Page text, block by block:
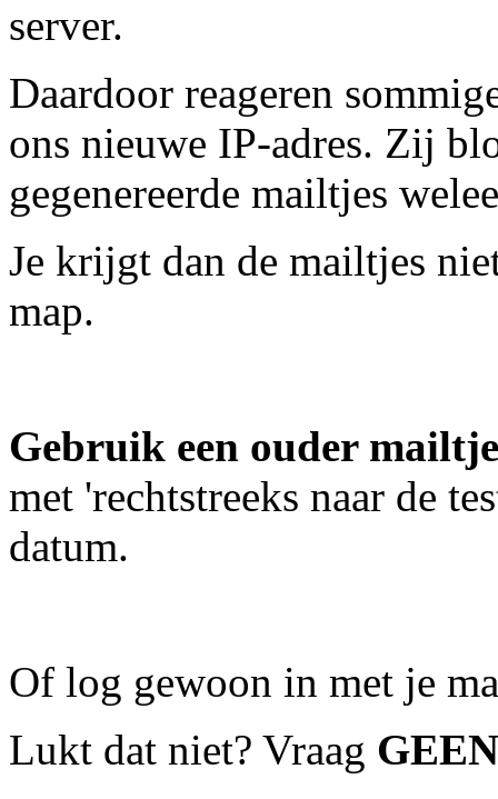
server.
Daardoor reageren
ons nieuwe IP-adres. Zij
gegenereerde mailtjes
Je krijgt dan de mailtjes
map.
Gebruik een ouder mailtje
met 'rechtstreeks naar de
datum.
Of log gewoon in met je
Lukt dat niet? Vraag GEEN